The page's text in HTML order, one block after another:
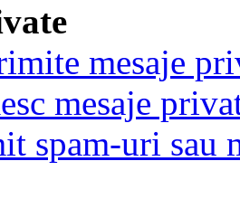
mesaje
mesaje
spam-uri sau